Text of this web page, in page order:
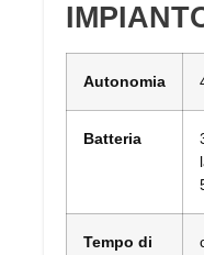
Autonomia
Batteria
Tempo di